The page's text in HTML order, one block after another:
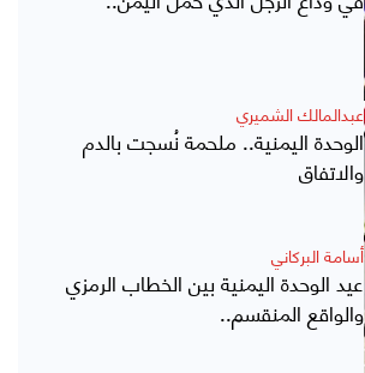
عبدالمالك الشميري
الوحدة اليمنية.. ملحمة نُسجت بالدم
والاتفاق
أسامة البركاني
عيد الوحدة اليمنية بين الخطاب الرمزي
والواقع المنقسم..